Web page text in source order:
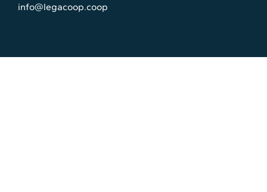
info@legacoop.coop